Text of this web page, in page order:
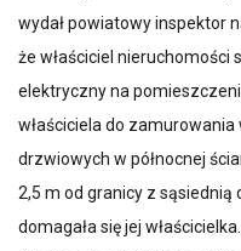
wydał powiatowy inspektor
że właściciel
elektryczny na
właściciela do
drzwiowych w północnej
2,5 m od granicy z sąsiednią
domagała się jej